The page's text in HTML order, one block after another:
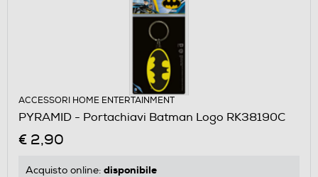
ACCESSORI HOME ENTERTAINMENT
PYRAMID - Portachiavi Batman Logo RK38190C
€ 2,90
Acquisto online: disponibile